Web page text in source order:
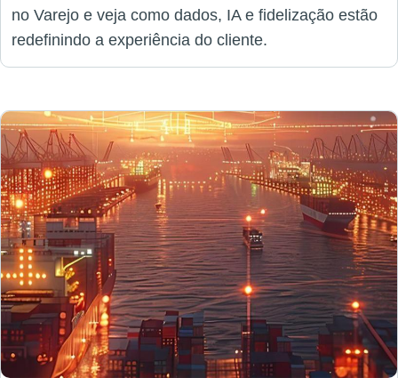
no Varejo e veja como dados, IA e fidelização estão
redefinindo a experiência do cliente.